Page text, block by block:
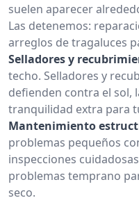
suelen aparecer
Las detenemos:
arreglos de tragaluces
Selladores y
techo. Selladores y
defienden contra el sol,
tranquilidad extra para
Mantenimiento
problemas pequeños
inspecciones
problemas temprano
seco.